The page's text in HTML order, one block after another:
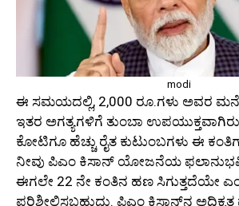
modi
ಈ ಸಮಯದಲ್ಲಿ, 2,000 ರೂ.ಗಳು ಅವರ
ಇತರ ಅಗತ್ಯಗಳಿಗೆ ತುಂಬಾ
ಕೋಟಿಗೂ ಹೆಚ್ಚು ರೈತ ಕುಟುಂಬಗಳು ಈ
ನೀವು ಪಿಎಂ ಕಿಸಾನ್ ಯೋಜನೆಯ
ಈಗಲೇ 22 ನೇ ಕಂತಿನ ಹಣ ಸಿಗುತ್ತದೆಯೇ
ಪರಿಶೀಲಿಸಬಹುದು. ಪಿಎಂ ಕಿಸಾನ್‌ನ